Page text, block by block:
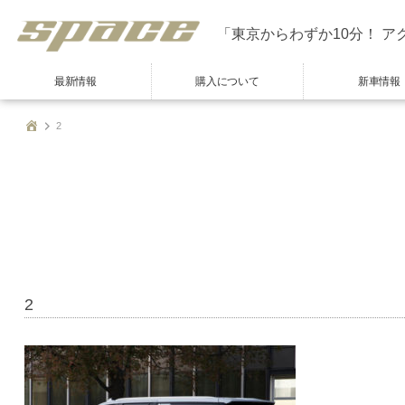
「東京からわずか10分！ ア
最新情報 購入について 新車情報
2
2